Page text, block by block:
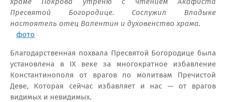
Пресвятой Богородице. Сослужил Владыке
настоятель отец Валентин и духовенство храма.
фото
Благодарственная похвала Пресвятой Богородице была
установлена в IX веке за многократное избавление
Константинополя от врагов по молитвам Пречистой
Деве, Которая сейчас избавляет и нас — от врагов
видимых и невидимых.